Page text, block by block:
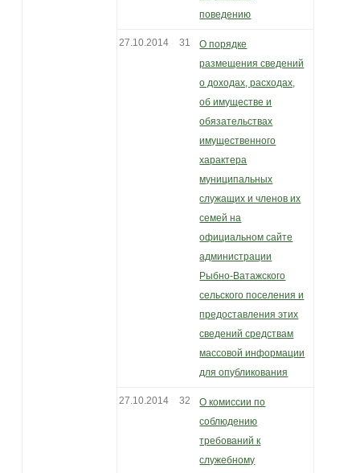
поведению
27.10.2014 31
О порядке
размещения сведений
о доходах, расходах,
об имуществе и
обязательствах
имущественного
характера
муниципальных
служащих и членов их
семей на
официальном сайте
администрации
Рыбно-Ватажского
сельского поселения и
предоставления этих
сведений средствам
массовой информации
для опубликования
27.10.2014 32
О комиссии по
соблюдению
требований к
служебному